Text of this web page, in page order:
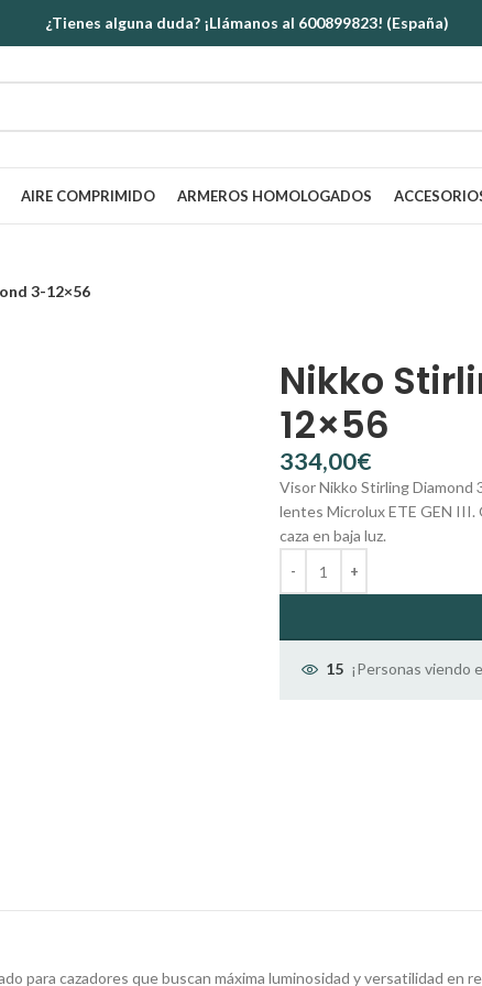
¿Tienes alguna duda? ¡Llámanos al 600899823! (España)
AIRE COMPRIMIDO ARMEROS HOMOLOGADOS
3-12×56
Nikko
12×56
€
Visor Nikko Stirling Diamond
lentes Microlux ETE GEN III.
caza en baja luz.
15 ¡Personas viendo
para cazadores que buscan máxima luminosidad y versatilidad en